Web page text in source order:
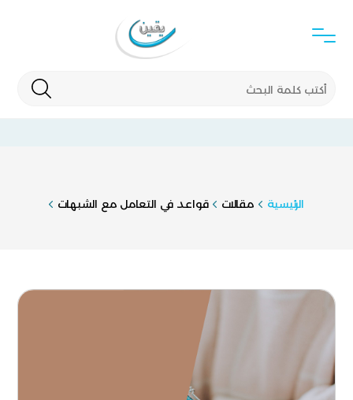
الرئيسية مقالات قواعد في التعامل مع الشبهات